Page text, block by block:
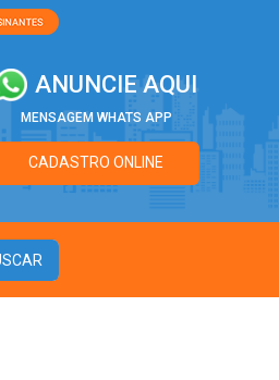
ANUNCIE AQUI
MENSAGEM WHATS APP
CADASTRO ONLINE